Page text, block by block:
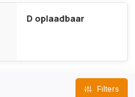
D oplaadbaar
Filters